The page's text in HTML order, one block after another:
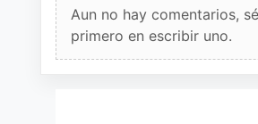
Aun no hay comentarios,
primero en escribir uno.